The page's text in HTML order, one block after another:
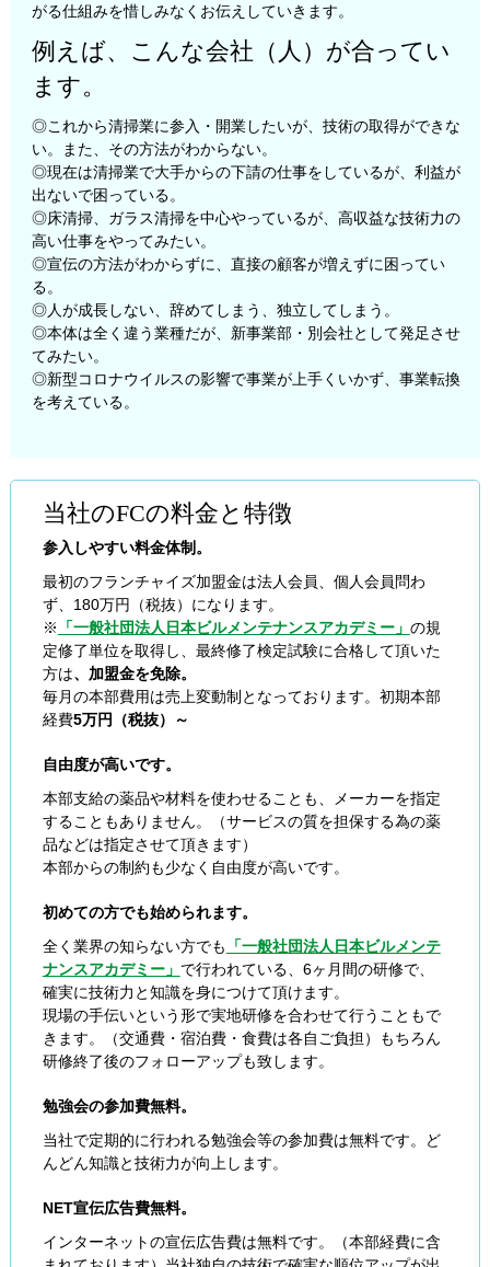
がる仕組みを惜しみなくお伝えしていきます。
例えば、こんな会社（人）が合ってい
ます。
◎これから清掃業に参入・開業したいが、技術の取得ができな
い。また、その方法がわからない。
◎現在は清掃業で大手からの下請の仕事をしているが、利益が
出ないで困っている。
◎床清掃、ガラス清掃を中心やっているが、高収益な技術力の
高い仕事をやってみたい。
◎宣伝の方法がわからずに、直接の顧客が増えずに困ってい
る。
◎人が成長しない、辞めてしまう、独立してしまう。
◎本体は全く違う業種だが、新事業部・別会社として発足させ
てみたい。
◎新型コロナウイルスの影響で事業が上手くいかず、事業転換
を考えている。
当社のFCの料金と特徴
参入しやすい料金体制。
最初のフランチャイズ加盟金は法人会員、個人会員問わ
ず、180万円（税抜）になります。
※
「一般社団法人日本ビルメンテナンスアカデミー」 の規
定修了単位を取得し、最終修了検定試験に合格して頂いた
方は、加盟金を免除。
毎月の本部費用は売上変動制となっております。初期本部
経費5万円（税抜）～
自由度が高いです。
本部支給の薬品や材料を使わせることも、メーカーを指定
することもありません。（サービスの質を担保する為の薬
品などは指定させて頂きます）
本部からの制約も少なく自由度が高いです。
初めての方でも始められます。
全く業界の知らない方でも
「一般社団法人日本ビルメンテ
ナンスアカデミー」 で行われている、6ヶ月間の研修で、
確実に技術力と知識を身につけて頂けます。
現場の手伝いという形で実地研修を合わせて行うこともで
きます。（交通費・宿泊費・食費は各自ご負担）もちろん
研修終了後のフォローアップも致します。
勉強会の参加費無料。
当社で定期的に行われる勉強会等の参加費は無料です。ど
んどん知識と技術力が向上します。
NET宣伝広告費無料。
インターネットの宣伝広告費は無料です。（本部経費に含